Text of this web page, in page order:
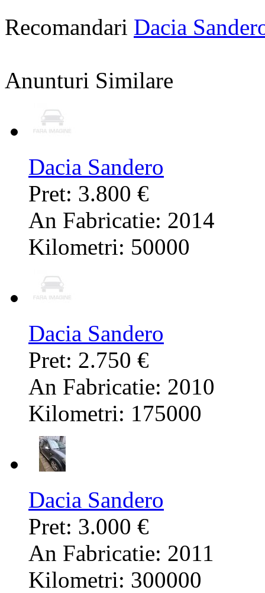
Recomandari Dacia
Anunturi Similare
Dacia Sandero
Pret: 3.800 €
An Fabricatie: 2014
Kilometri: 50000
Dacia Sandero
Pret: 2.750 €
An Fabricatie: 2010
Kilometri: 175000
Dacia Sandero
Pret: 3.000 €
An Fabricatie: 2011
Kilometri: 300000